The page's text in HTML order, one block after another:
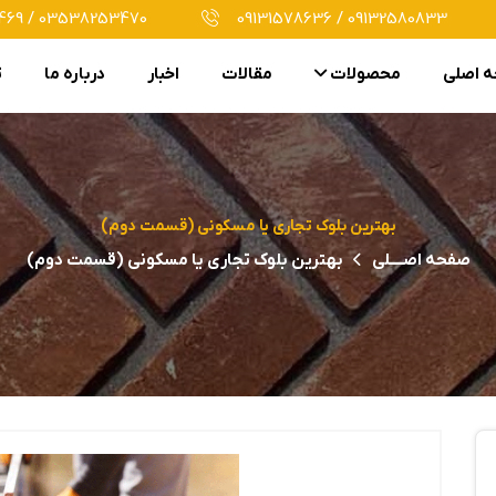
/ 03538253470 09131578636 / 09132580833
اصلی محصولات مقالات اخبار درباره ما
بهترین بلوک تجاری یا مسکونی (قسمت دوم)
صفحه اصــــلی بهترین بلوک تجاری یا مسکونی (قسمت دوم)